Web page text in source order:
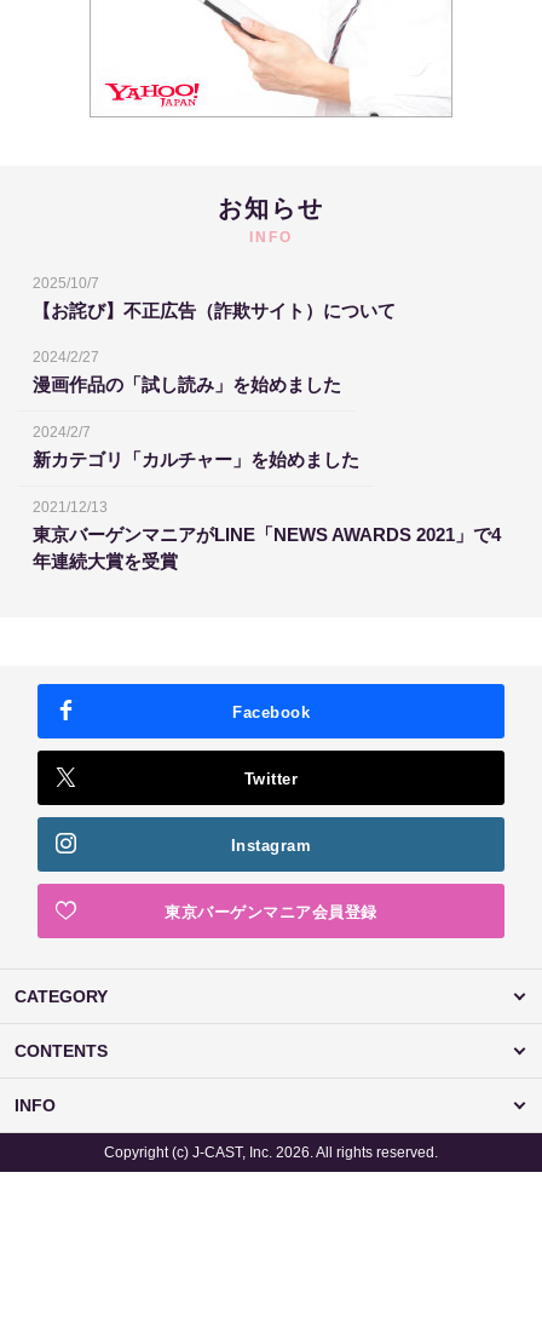
お知らせ
INFO
2025/10/7
【お詫び】不正広告（詐欺サイト）について
2024/2/27
漫画作品の「試し読み」を始めました
2024/2/7
新カテゴリ「カルチャー」を始めました
2021/12/13
東京バーゲンマニアがLINE「NEWS AWARDS 2021」で4
年連続大賞を受賞
Facebook
Twitter
Instagram
東京バーゲンマニア会員登録
CATEGORY
CONTENTS
INFO
Copyright (c) J-CAST, Inc. 2026. All rights reserved.